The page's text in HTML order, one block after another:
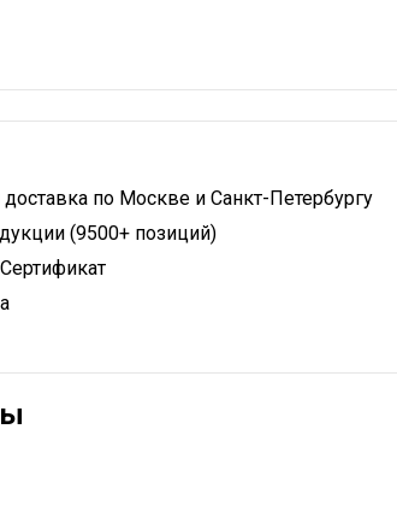
доставка по Москве и Санкт-Петербургу
(9500+ позиций)